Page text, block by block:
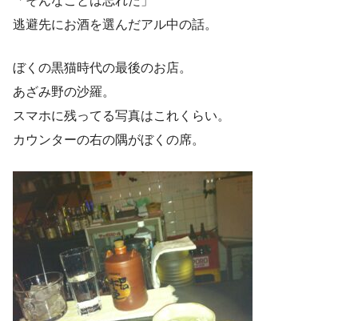
逃避先にお酒を選んだアル中の話。
ぼくの黒猫時代の最後のお店。
あざみ野の沙羅。
スマホに残ってる写真はこれくらい。
カウンターの右の隅がぼくの席。